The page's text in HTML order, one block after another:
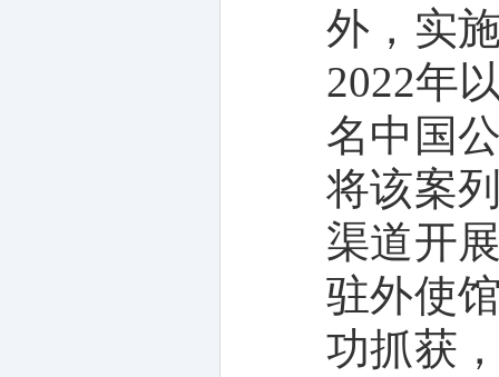
外，实
2022年
名中国
将该案
渠道开
驻外使
功抓获